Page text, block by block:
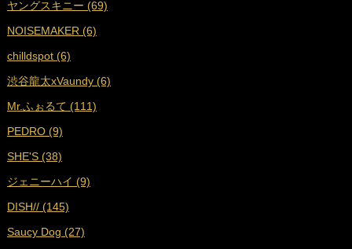
■2024年8月 (17)
■2024年7月 (18)
■2024年6月 (17)
■2024年5月 (18)
■2024年4月 (16)
■2024年3月 (17)
■2024年2月 (17)
■2024年1月 (18)
■2023年12月 (17)
■2023年11月 (19)
ヤングスキニー (69)
NOISEMAKER (6)
chilldspot (6)
渋谷龍太xVaundy (6)
Mr.ふぉるて (111)
PEDRO (9)
SHE'S (38)
ジェニーハイ (9)
DISH// (145)
Saucy Dog (27)